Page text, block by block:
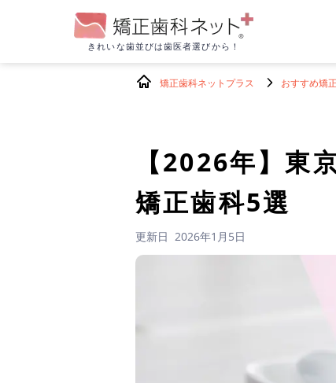
きれいな歯並びは歯医者選びから！
矯正歯科ネットプラス おすすめ矯
【2026年】 東
矯正歯科5選
更新日 2026年1月5日